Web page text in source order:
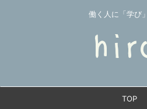
働く人に「学び
TOP